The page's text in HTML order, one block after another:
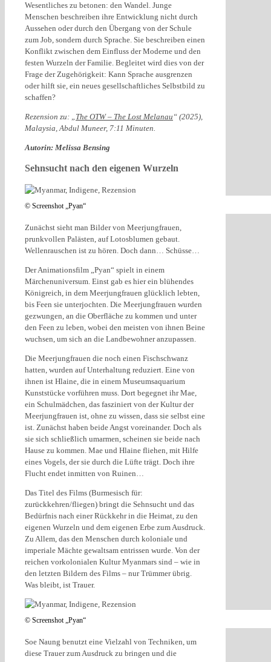
Wesentliches zu betonen: den Wandel. Junge
Menschen beschreiben ihre Entwicklung nicht durch
Aussehen oder durch den Übergang von der Schule
zum Job, sondern durch Sprache. Sie beschreiben einen
Konflikt zwischen dem Einfluss der Moderne und den
festen Wurzeln der Familie. Begleitet wird dies von der
Frage der Zugehörigkeit: Kann Sprache ausgrenzen
oder hilft sie, ein neues gesellschaftliches Selbstbild zu
schaffen?
Rezension zu: „ The OTW – The Lost Melanau “ (2025),
Malaysia, Abdul Muneer, 7:11 Minuten.
Autorin: Melissa Bensing
Sehnsucht nach den eigenen Wurzeln
© Screenshot „Pyan“
Zunächst sieht man Bilder von Meerjungfrauen,
prunkvollen Palästen, auf Lotosblumen gebaut.
Wellenrauschen ist zu hören. Doch dann… Schüsse…
Der Animationsfilm „Pyan“ spielt in einem
Märchenuniversum. Einst gab es hier ein blühendes
Königreich, in dem Meerjungfrauen glücklich lebten,
bis Feen sie unterjochten. Die Meerjungfrauen wurden
gezwungen, an die Oberfläche zu kommen und unter
den Feen zu leben, wobei den meisten von ihnen Beine
wuchsen, um sich an die Landbewohner anzupassen.
Die Meerjungfrauen die noch einen Fischschwanz
hatten, wurden auf Unterhaltung reduziert. Eine von
ihnen ist Hlaine, die in einem Museumsaquarium
Kunststücke vorführen muss. Dort begegnet ihr Mae,
ein Schulmädchen, das fasziniert von der Kultur der
Meerjungfrauen ist, ohne zu wissen, dass sie selbst eine
ist. Zunächst haben beide Angst voreinander. Doch als
sie sich schließlich umarmen, scheinen sie beide nach
Hause zu kommen. Mae und Hlaine fliehen, mit Hilfe
eines Vogels, der sie durch die Lüfte trägt. Doch ihre
Flucht endet inmitten von Ruinen…
Das Titel des Films (Burmesisch für:
zurückkehren/fliegen) bringt die Sehnsucht und das
Bedürfnis nach einer Rückkehr in die Heimat, zu den
eigenen Wurzeln und dem eigenen Erbe zum Ausdruck.
Zu Allem, das den Menschen durch koloniale und
imperiale Mächte gewaltsam entrissen wurde. Von der
reichen vorkolonialen Kultur Myanmars sind – wie in
den letzten Bildern des Films – nur Trümmer übrig.
Was bleibt, ist Trauer.
© Screenshot „Pyan“
Soe Naung benutzt eine Vielzahl von Techniken, um
diese Trauer zum Ausdruck zu bringen und die